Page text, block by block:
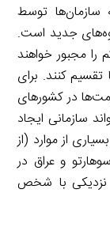
توسط
جدید است.
را مجبور خواهند
کنند. برای
در کشورهای
سازمانی ایجاد
از موارد (از
و عراق در
نزدیکی با شخص